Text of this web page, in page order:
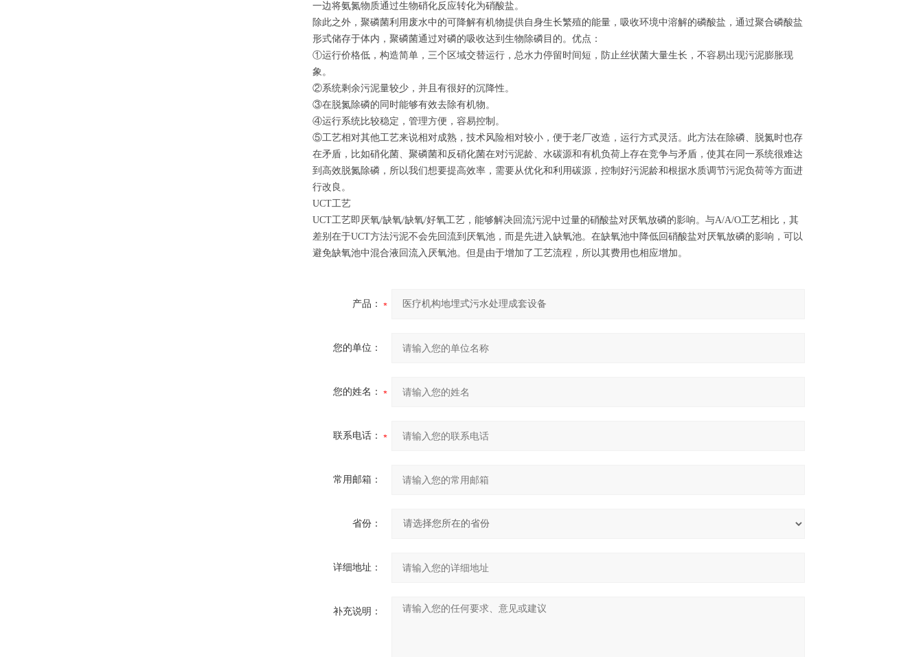
一边将氨氮物质通过生物硝化反应转化为硝酸盐。
除此之外，聚磷菌利用废水中的可降解有机物提供自身生长繁殖的能量，吸收环境中溶解的磷酸盐，通过聚合磷酸盐
形式储存于体内，聚磷菌通过对磷的吸收达到生物除磷目的。优点：
①运行价格低，构造简单，三个区域交替运行，总水力停留时间短，防止丝状菌大量生长，不容易出现污泥膨胀现
象。
②系统剩余污泥量较少，并且有很好的沉降性。
③在脱氮除磷的同时能够有效去除有机物。
④运行系统比较稳定，管理方便，容易控制。
⑤工艺相对其他工艺来说相对成熟，技术风险相对较小，便于老厂改造，运行方式灵活。此方法在除磷、脱氮时也存
在矛盾，比如硝化菌、聚磷菌和反硝化菌在对污泥龄、水碳源和有机负荷上存在竞争与矛盾，使其在同一系统很难达
到高效脱氮除磷，所以我们想要提高效率，需要从优化和利用碳源，控制好污泥龄和根据水质调节污泥负荷等方面进
行改良。
UCT工艺
UCT工艺即厌氧/缺氧/缺氧/好氧工艺，能够解决回流污泥中过量的硝酸盐对厌氧放磷的影响。与A/A/O工艺相比，其
差别在于UCT方法污泥不会先回流到厌氧池，而是先进入缺氧池。在缺氧池中降低回硝酸盐对厌氧放磷的影响，可以
避免缺氧池中混合液回流入厌氧池。但是由于增加了工艺流程，所以其费用也相应增加。
产品：
您的单位：
您的姓名：
联系电话：
常用邮箱：
省份：
详细地址：
补充说明：